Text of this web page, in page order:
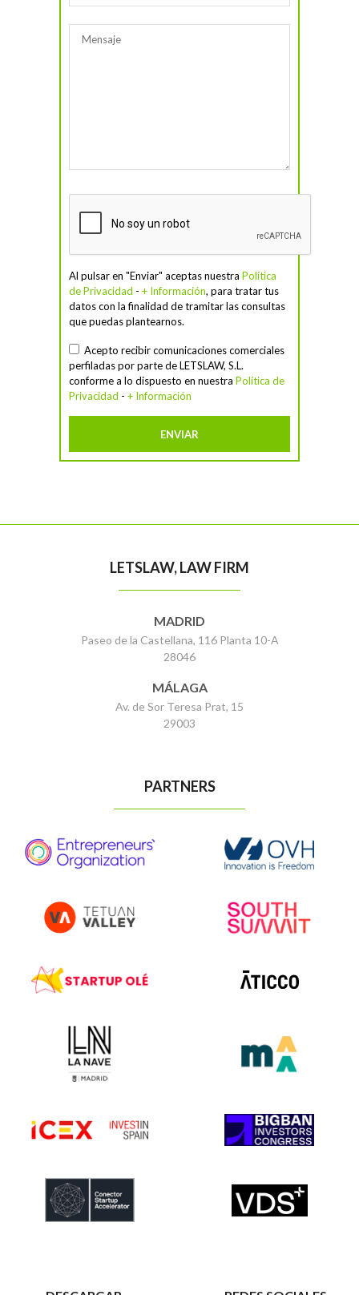
Al pulsar en "Enviar" aceptas nuestra Política
de Privacidad - + Información, para tratar tus
datos con la finalidad de tramitar las consultas
que puedas plantearnos.
Acepto recibir comunicaciones comerciales
perfiladas por parte de LETSLAW, S.L.
conforme a lo dispuesto en nuestra Política de
Privacidad - + Información
LETSLAW, LAW FIRM
MADRID
Paseo de la Castellana, 116 Planta 10-A
28046
MÁLAGA
Av. de Sor Teresa Prat, 15
29003
PARTNERS